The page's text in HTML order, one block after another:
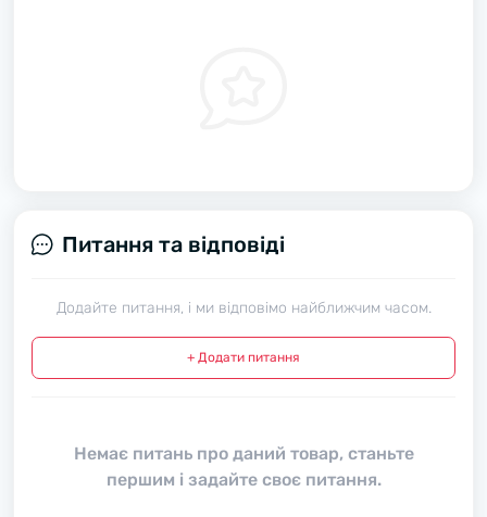
Питання та відповіді
Додайте питання, і ми відповімо найближчим часом.
+ Додати питання
Немає питань про даний товар, станьте
першим і задайте своє питання.